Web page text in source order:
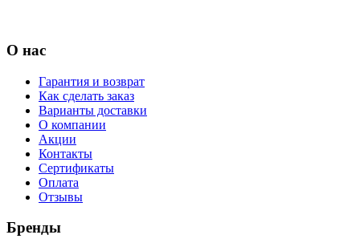
О нас
Гарантия и возврат
Как сделать заказ
Варианты доставки
О компании
Акции
Контакты
Сертификаты
Оплата
Отзывы
Бренды